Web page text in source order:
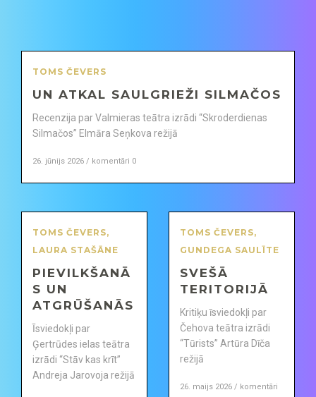
TOMS ČEVERS
UN ATKAL SAULGRIEŽI SILMAČOS
Recenzija par Valmieras teātra izrādi “Skroderdienas
Silmačos” Elmāra Seņkova režijā
26. jūnijs 2026 / komentāri 0
TOMS ČEVERS,
LAURA STAŠĀNE
PIEVILKŠANĀ
S UN
ATGRŪŠANĀS
Īsviedokļi par
Ģertrūdes ielas teātra
izrādi “Stāv kas krīt”
Andreja Jarovoja režijā
TOMS ČEVERS,
GUNDEGA SAULĪTE
SVEŠĀ
TERITORIJĀ
Kritiķu īsviedokļi par
Čehova teātra izrādi
“Tūrists” Artūra Dīča
režijā
26. maijs 2026 / komentāri